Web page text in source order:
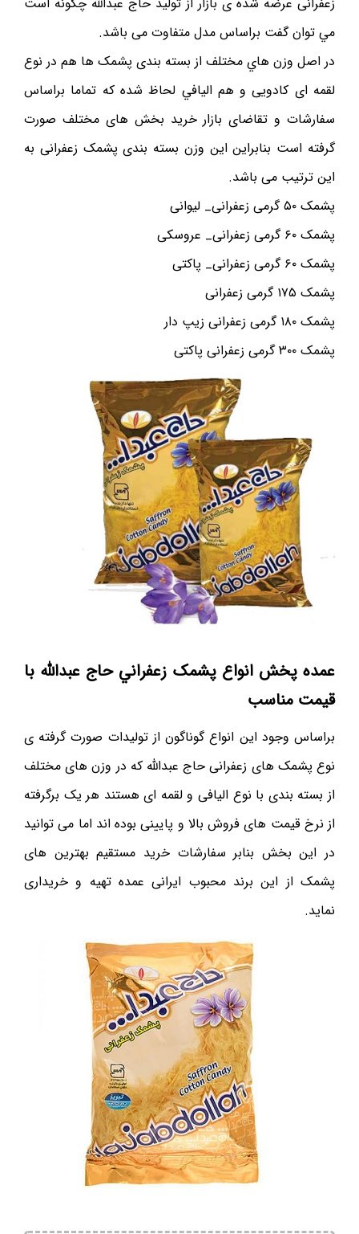
مي توان گفت براساس مدل متفاوت می باشد.
در اصل وزن هاي مختلف از بسته بندی پشمک ها هم در نوع
لقمه ای کادويی و هم اليافي لحاظ شده که تماما براساس
سفارشات و تقاضای بازار خريد بخش های مختلف صورت
گرفته است بنابراين اين وزن بسته بندی پشمک زعفرانی به
اين ترتيب می باشد.
پشمک ۵۰ گرمی زعفرانی_ لیوانی
پشمک ۶۰ گرمی زعفرانی_ عروسکی
پشمک ۶۰ گرمی زعفرانی_ پاکتی
پشمک ۱۷۵ گرمی زعفرانی
پشمک ۱۸۰ گرمی زعفرانی زیپ دار
پشمک ۳۰۰ گرمی زعفرانی پاکتی
عمده پخش انواع پشمک زعفراني حاج عبدالله با
قيمت مناسب
براساس وجود اين انواع گوناگون از توليدات صورت گرفته ی
نوع پشمک های زعفرانی حاج عبدالله که در وزن های مختلف
از بسته بندی با نوع اليافی و لقمه ای هستند هر يک برگرفته
از نرخ قيمت های فروش بالا و پايينی بوده اند اما می توانيد
در اين بخش بنابر سفارشات خريد مستقيم بهترين های
پشمک از اين برند محبوب ايرانی عمده تهيه و خريداری
نمايد.